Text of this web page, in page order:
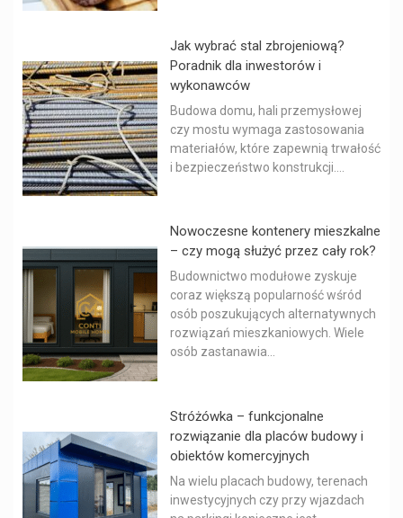
Jak wybrać stal zbrojeniową?
Poradnik dla inwestorów i
wykonawców
Budowa domu, hali przemysłowej
czy mostu wymaga zastosowania
materiałów, które zapewnią trwałość
i bezpieczeństwo konstrukcji....
Nowoczesne kontenery mieszkalne
– czy mogą służyć przez cały rok?
Budownictwo modułowe zyskuje
coraz większą popularność wśród
osób poszukujących alternatywnych
rozwiązań mieszkaniowych. Wiele
osób zastanawia...
Stróżówka – funkcjonalne
rozwiązanie dla placów budowy i
obiektów komercyjnych
Na wielu placach budowy, terenach
inwestycyjnych czy przy wjazdach